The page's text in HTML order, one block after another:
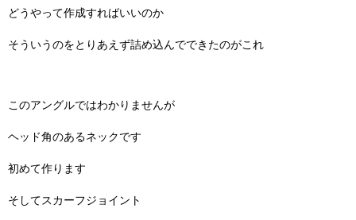
どうやって作成すればいいのか
そういうのをとりあえず詰め込んでできたのがこれ
このアングルではわかりませんが
ヘッド角のあるネックです
初めて作ります
そしてスカーフジョイント